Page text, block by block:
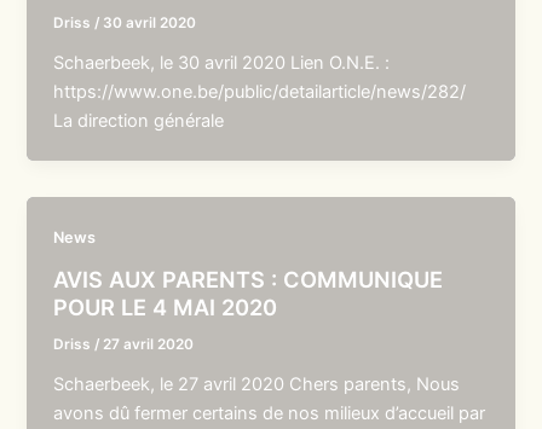
Driss / 30 avril 2020
Schaerbeek, le 30 avril 2020 Lien O.N.E. :
https://www.one.be/public/detailarticle/news/282/
La direction générale
News
AVIS AUX PARENTS : COMMUNIQUE
POUR LE 4 MAI 2020
Driss / 27 avril 2020
Schaerbeek, le 27 avril 2020 Chers parents, Nous
avons dû fermer certains de nos milieux d’accueil par